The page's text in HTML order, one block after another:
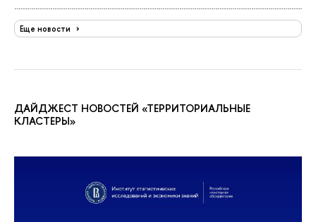
Еще новости
ДАЙДЖЕСТ НОВОСТЕЙ «ТЕРРИТОРИАЛЬНЫЕ
КЛАСТЕРЫ»